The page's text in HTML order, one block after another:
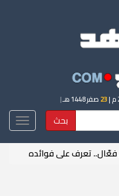
23 صفر 1448 هـ |
بحث
تعرف على فوائده